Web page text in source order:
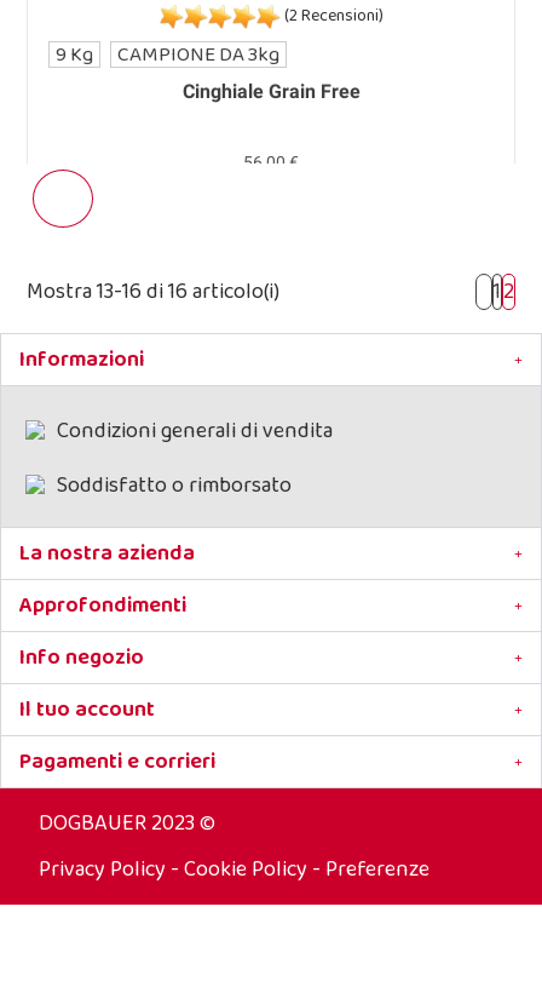
Cinghiale Grain Free
(2 Recensioni)
56,00 €
9 Kg CAMPIONE DA 3kg
Mostra 13-16 di 16 articolo(i) 12
Informazioni
Condizioni generali di vendita
Soddisfatto o rimborsato
La nostra azienda
Approfondimenti
Info negozio
Il tuo account
Pagamenti e corrieri
DOGBAUER 2023 ©
Privacy Policy -Cookie Policy - Preferenze